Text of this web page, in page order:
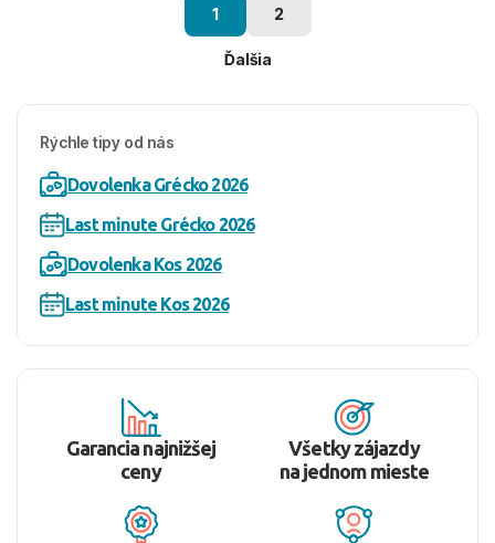
1 2
Ďalšia
Rýchle tipy od nás
Dovolenka Grécko 2026
Last minute Grécko 2026
Dovolenka Kos 2026
Last minute Kos 2026
Garancia najnižšej
ceny
Všetky zájazdy
na jednom mieste